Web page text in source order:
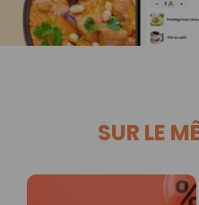
SUR LE